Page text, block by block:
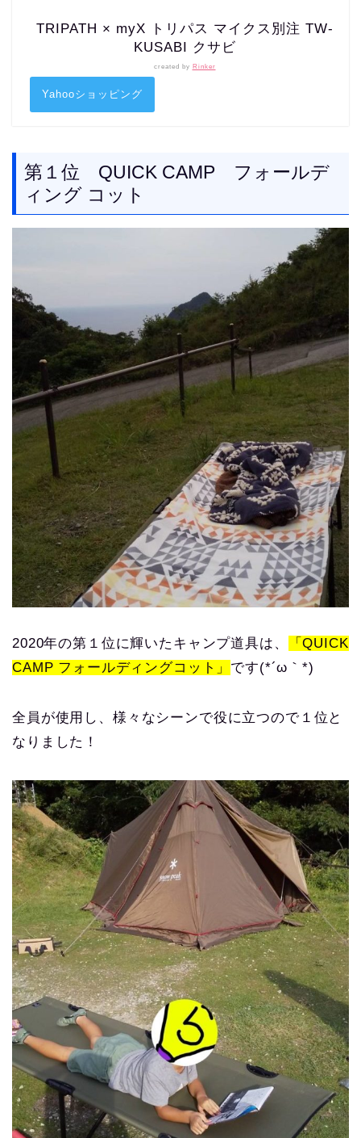
TRIPATH × myX トリパス マイクス別注 TW-
KUSABI クサビ
created by Rinker
Yahooショッピング
第１位 QUICK CAMP フォールデ
ィング コット
2020年の第１位に輝いたキャンプ道具は、
「QUICK
CAMP フォールディングコット」 です(*´ω｀*)
全員が使用し、様々なシーンで役に立つので１位と
なりました！